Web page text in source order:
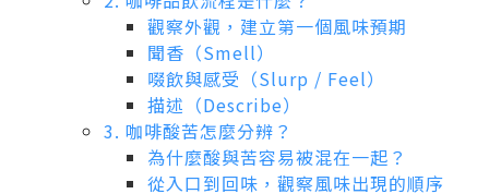
觀察外觀，建立第一個風味預期
聞香（Smell）
啜飲與感受（Slurp / Feel）
描述（Describe）
3. 咖啡酸苦怎麼分辨？
為什麼酸與苦容易被混在一起？
從入口到回味，觀察風味出現的順序